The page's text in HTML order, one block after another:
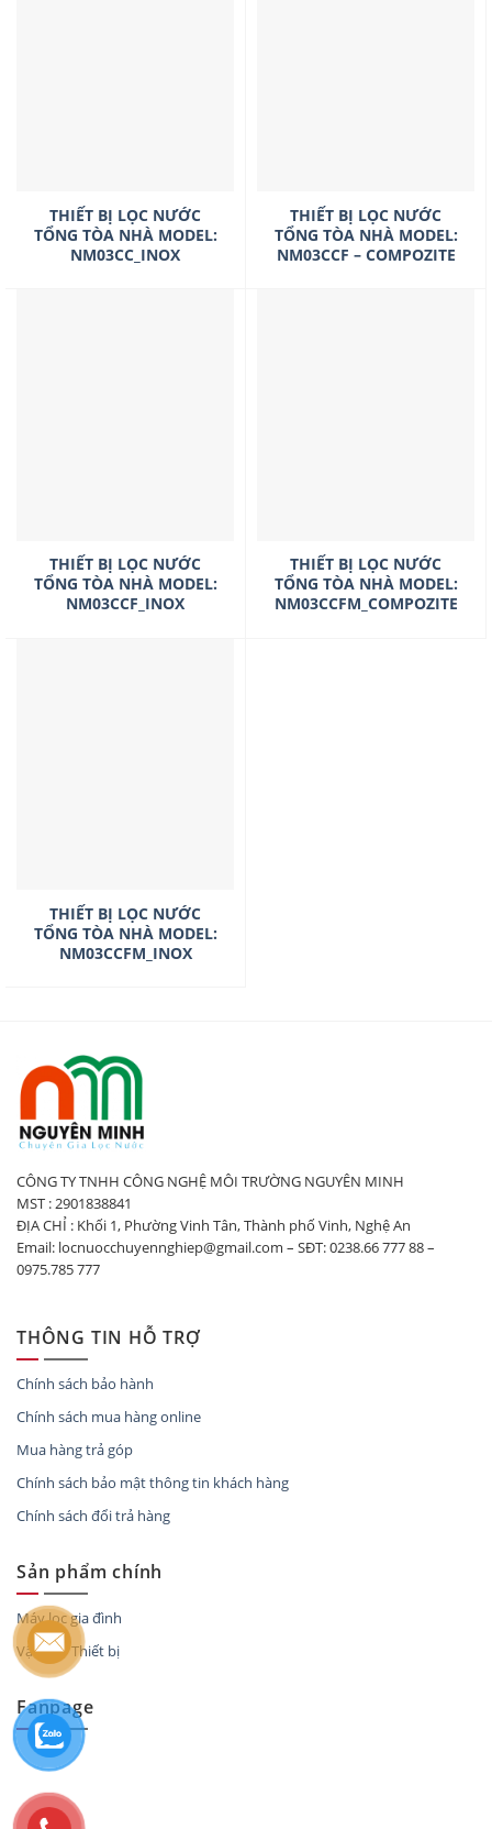
THIẾT BỊ LỌC NƯỚC
TỔNG TÒA NHÀ MODEL:
NM03CC_INOX
THIẾT BỊ LỌC NƯỚC
TỔNG TÒA NHÀ MODEL:
NM03CCF – COMPOZITE
THIẾT BỊ LỌC NƯỚC
TỔNG TÒA NHÀ MODEL:
NM03CCF_INOX
THIẾT BỊ LỌC NƯỚC
TỔNG TÒA NHÀ MODEL:
NM03CCFM_COMPOZITE
THIẾT BỊ LỌC NƯỚC
TỔNG TÒA NHÀ MODEL:
NM03CCFM_INOX
CÔNG TY TNHH CÔNG NGHỆ MÔI TRƯỜNG NGUYÊN MINH
MST : 2901838841
ĐỊA CHỈ : Khối 1, Phường Vinh Tân, Thành phố Vinh, Nghệ An
Email: locnuocchuyennghiep@gmail.com – SĐT: 0238.66 777 88 –
0975.785 777
THÔNG TIN HỖ TRỢ
Chính sách bảo hành
Chính sách mua hàng online
Mua hàng trả góp
Chính sách bảo mật thông tin khách hàng
Chính sách đổi trả hàng
Sản phẩm chính
Máy lọc gia đình
Vật tư – Thiết bị
Fanpage